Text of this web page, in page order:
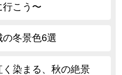
行こう〜
冬景色6選
染まる、秋の絶景